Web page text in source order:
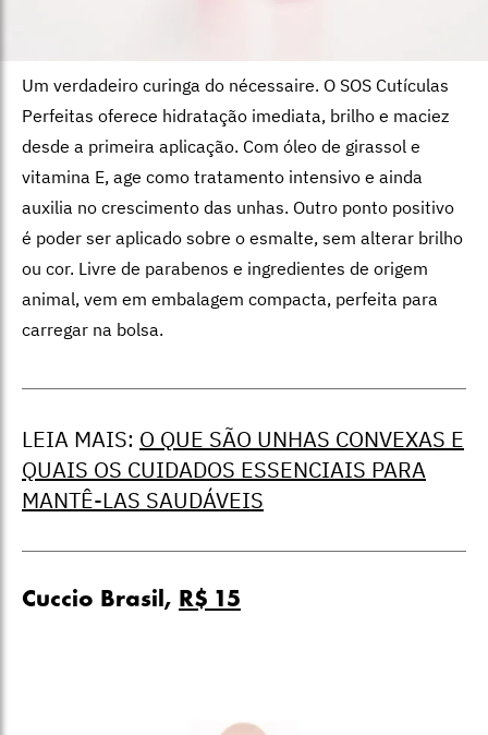
Um verdadeiro curinga do nécessaire. O SOS Cutículas
Perfeitas oferece hidratação imediata, brilho e maciez
desde a primeira aplicação. Com óleo de girassol e
vitamina E, age como tratamento intensivo e ainda
auxilia no crescimento das unhas. Outro ponto positivo
é poder ser aplicado sobre o esmalte, sem alterar brilho
ou cor. Livre de parabenos e ingredientes de origem
animal, vem em embalagem compacta, perfeita para
carregar na bolsa.
LEIA MAIS: O QUE SÃO UNHAS CONVEXAS E
QUAIS OS CUIDADOS ESSENCIAIS PARA
MANTÊ-LAS SAUDÁVEIS
Cuccio Brasil, R$ 15